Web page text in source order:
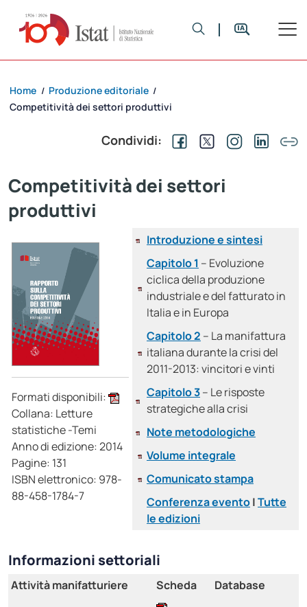
Home / Produzione editoriale /
Competitività dei settori produttivi
Condividi:
Competitività dei settori
produttivi
Formati disponibili:
Collana: Letture
statistiche -Temi
Anno di edizione: 2014
Pagine: 131
ISBN elettronico: 978-
88-458-1784-7
Introduzione e sintesi
Capitolo 1 – Evoluzione
ciclica della produzione
industriale e del fatturato in
Italia e in Europa
Capitolo 2 – La manifattura
italiana durante la crisi del
2011-2013: vincitori e vinti
Capitolo 3– Le risposte
strategiche alla crisi
Note metodologiche
Volume integrale
Comunicato stampa
Conferenza evento|Tutte
le edizioni
Informazioni settoriali
Attività manifatturiere Scheda Database